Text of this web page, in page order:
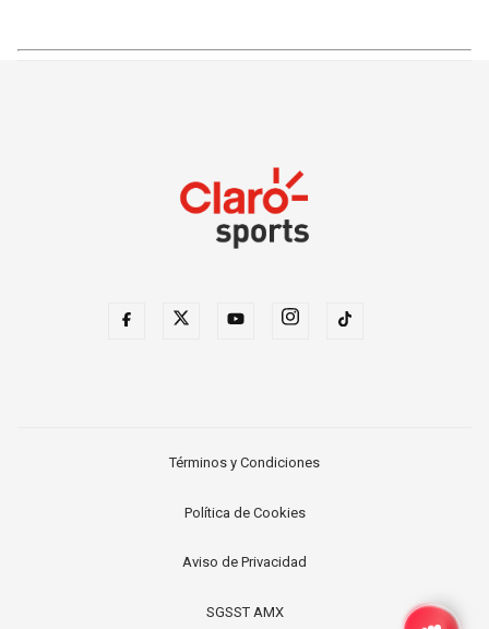
Términos y Condiciones
Política de Cookies
Aviso de Privacidad
SGSST AMX